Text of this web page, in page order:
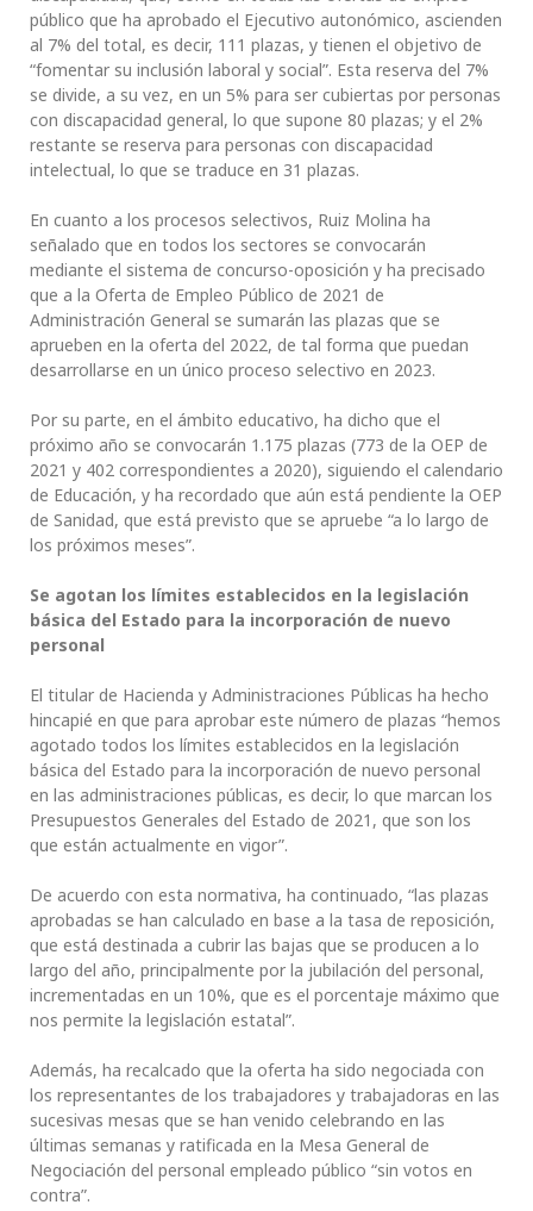
público que ha aprobado el Ejecutivo autonómico, ascienden
al 7% del total, es decir, 111 plazas, y tienen el objetivo de
“fomentar su inclusión laboral y social”. Esta reserva del 7%
se divide, a su vez, en un 5% para ser cubiertas por personas
con discapacidad general, lo que supone 80 plazas; y el 2%
restante se reserva para personas con discapacidad
intelectual, lo que se traduce en 31 plazas.
En cuanto a los procesos selectivos, Ruiz Molina ha
señalado que en todos los sectores se convocarán
mediante el sistema de concurso-oposición y ha precisado
que a la Oferta de Empleo Público de 2021 de
Administración General se sumarán las plazas que se
aprueben en la oferta del 2022, de tal forma que puedan
desarrollarse en un único proceso selectivo en 2023.
Por su parte, en el ámbito educativo, ha dicho que el
próximo año se convocarán 1.175 plazas (773 de la OEP de
2021 y 402 correspondientes a 2020), siguiendo el calendario
de Educación, y ha recordado que aún está pendiente la OEP
de Sanidad, que está previsto que se apruebe “a lo largo de
los próximos meses”.
Se agotan los límites establecidos en la legislación
básica del Estado para la incorporación de nuevo
personal
El titular de Hacienda y Administraciones Públicas ha hecho
hincapié en que para aprobar este número de plazas “hemos
agotado todos los límites establecidos en la legislación
básica del Estado para la incorporación de nuevo personal
en las administraciones públicas, es decir, lo que marcan los
Presupuestos Generales del Estado de 2021, que son los
que están actualmente en vigor”.
De acuerdo con esta normativa, ha continuado, “las plazas
aprobadas se han calculado en base a la tasa de reposición,
que está destinada a cubrir las bajas que se producen a lo
largo del año, principalmente por la jubilación del personal,
incrementadas en un 10%, que es el porcentaje máximo que
nos permite la legislación estatal”.
Además, ha recalcado que la oferta ha sido negociada con
los representantes de los trabajadores y trabajadoras en las
sucesivas mesas que se han venido celebrando en las
últimas semanas y ratificada en la Mesa General de
Negociación del personal empleado público “sin votos en
contra”.